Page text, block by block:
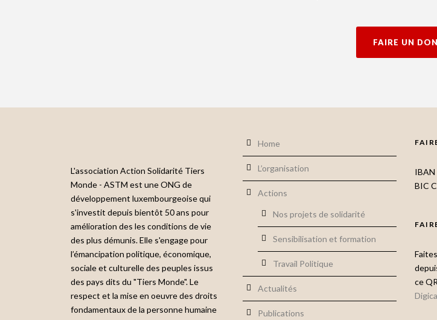
FAIRE UN DON
L'association Action Solidarité Tiers
Monde - ASTM est une ONG de
développement luxembourgeoise qui
s'investit depuis bientôt 50 ans pour
amélioration des les conditions de vie
des plus démunis. Elle s'engage pour
l’émancipation politique, économique,
sociale et culturelle des peuples issus
des pays dits du "Tiers Monde". Le
respect et la mise en oeuvre des droits
fondamentaux de la personne humaine
Home
L’organisation
Actions
Nos projets de solidarité
Sensibilisation et formation
Travail Politique
Actualités
Publications
IBAN
BIC
ce